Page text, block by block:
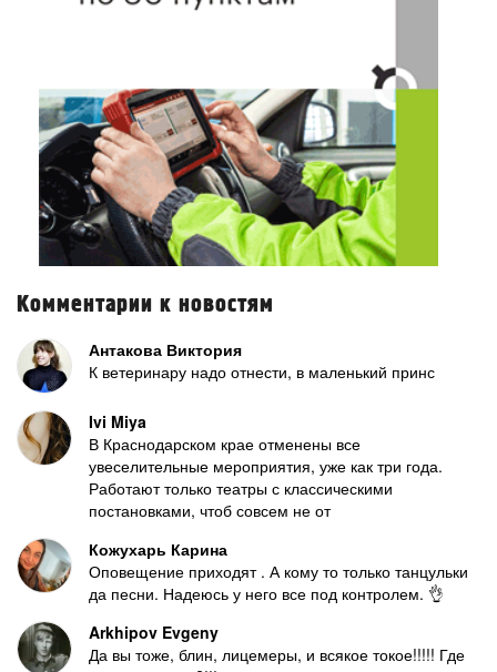
Комментарии к новостям
Антакова Виктория
К ветеринару надо отнести, в маленький принс
Ivi Miya
В Краснодарском крае отменены все
увеселительные мероприятия, уже как три года.
Работают только театры с классическими
постановками, чтоб совсем не от
Кожухарь Карина
Оповещение приходят . А кому то только танцульки
да песни. Надеюсь у него все под контролем. 👌
Arkhipov Evgeny
Да вы тоже, блин, лицемеры, и всякое токое!!!!! Где